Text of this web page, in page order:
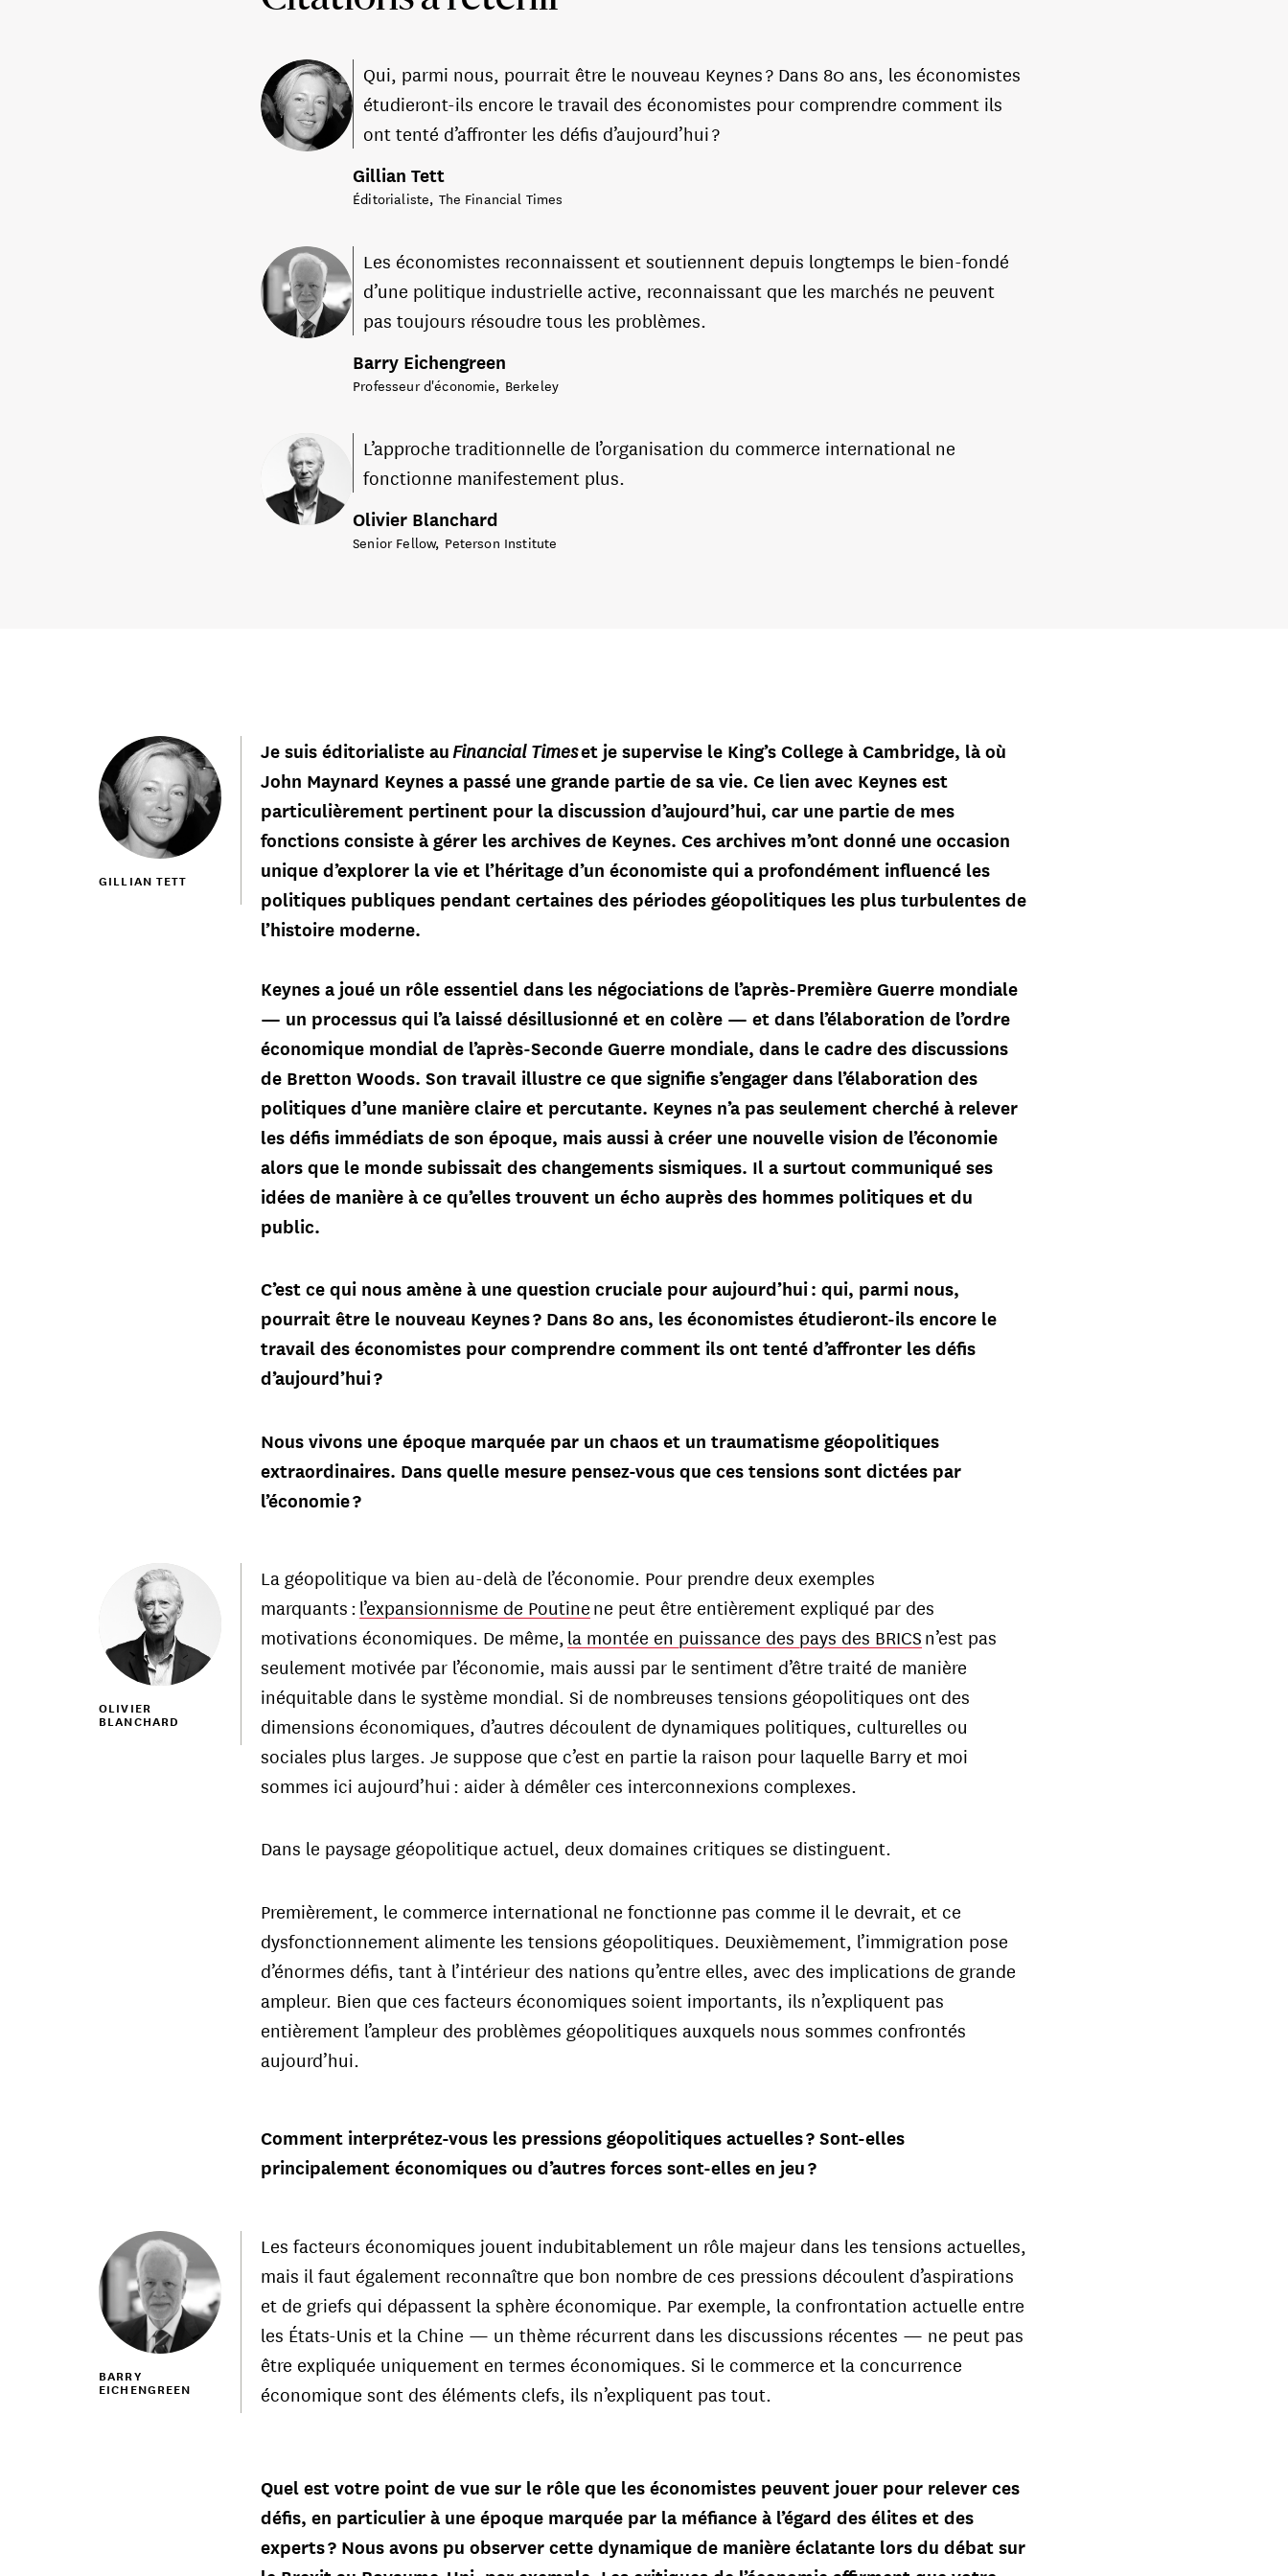
Qui, parmi nous, pourrait être le nouveau Keynes ? Dans 80 ans, les économistes
étudieront-ils encore le travail des économistes pour comprendre comment ils
ont tenté d’affronter les défis d’aujourd’hui ?
Gillian Tett
Éditorialiste, The Financial Times
Les économistes reconnaissent et soutiennent depuis longtemps le bien-fondé
d’une politique industrielle active, reconnaissant que les marchés ne peuvent
pas toujours résoudre tous les problèmes.
Barry Eichengreen
Professeur d'économie, Berkeley
L’approche traditionnelle de l’organisation du commerce international ne
fonctionne manifestement plus.
Olivier Blanchard
Senior Fellow, Peterson Institute
GILLIAN TETT
Je suis éditorialiste auFinancial Timeset je supervise le King’s College à Cambridge, là où
John Maynard Keynes a passé une grande partie de sa vie. Ce lien avec Keynes est
particulièrement pertinent pour la discussion d’aujourd’hui, car une partie de mes
fonctions consiste à gérer les archives de Keynes. Ces archives m’ont donné une occasion
unique d’explorer la vie et l’héritage d’un économiste qui a profondément influencé les
politiques publiques pendant certaines des périodes géopolitiques les plus turbulentes de
l’histoire moderne.
Keynes a joué un rôle essentiel dans les négociations de l’après-Première Guerre mondiale
— un processus qui l’a laissé désillusionné et en colère — et dans l’élaboration de l’ordre
économique mondial de l’après-Seconde Guerre mondiale, dans le cadre des discussions
de Bretton Woods. Son travail illustre ce que signifie s’engager dans l’élaboration des
politiques d’une manière claire et percutante. Keynes n’a pas seulement cherché à relever
les défis immédiats de son époque, mais aussi à créer une nouvelle vision de l’économie
alors que le monde subissait des changements sismiques. Il a surtout communiqué ses
idées de manière à ce qu’elles trouvent un écho auprès des hommes politiques et du
public.
C’est ce qui nous amène à une question cruciale pour aujourd’hui : qui, parmi nous,
pourrait être le nouveau Keynes ? Dans 80 ans, les économistes étudieront-ils encore le
travail des économistes pour comprendre comment ils ont tenté d’affronter les défis
d’aujourd’hui ?
Nous vivons une époque marquée par un chaos et un traumatisme géopolitiques
extraordinaires. Dans quelle mesure pensez-vous que ces tensions sont dictées par
l’économie ?
OLIVIER
BLANCHARD
La géopolitique va bien au-delà de l’économie. Pour prendre deux exemples
marquants :l’expansionnisme de Poutinene peut être entièrement expliqué par des
motivations économiques. De même, la montée en puissance des pays des BRICSn’est pas
seulement motivée par l’économie, mais aussi par le sentiment d’être traité de manière
inéquitable dans le système mondial. Si de nombreuses tensions géopolitiques ont des
dimensions économiques, d’autres découlent de dynamiques politiques, culturelles ou
sociales plus larges. Je suppose que c’est en partie la raison pour laquelle Barry et moi
sommes ici aujourd’hui : aider à démêler ces interconnexions complexes.
Dans le paysage géopolitique actuel, deux domaines critiques se distinguent.
Premièrement, le commerce international ne fonctionne pas comme il le devrait, et ce
dysfonctionnement alimente les tensions géopolitiques. Deuxièmement, l’immigration pose
d’énormes défis, tant à l’intérieur des nations qu’entre elles, avec des implications de grande
ampleur. Bien que ces facteurs économiques soient importants, ils n’expliquent pas
entièrement l’ampleur des problèmes géopolitiques auxquels nous sommes confrontés
aujourd’hui.
Comment interprétez-vous les pressions géopolitiques actuelles ? Sont-elles
principalement économiques ou d’autres forces sont-elles en jeu ?
BARRY
EICHENGREEN
Les facteurs économiques jouent indubitablement un rôle majeur dans les tensions actuelles,
mais il faut également reconnaître que bon nombre de ces pressions découlent d’aspirations
et de griefs qui dépassent la sphère économique. Par exemple, la confrontation actuelle entre
les États-Unis et la Chine — un thème récurrent dans les discussions récentes — ne peut pas
être expliquée uniquement en termes économiques. Si le commerce et la concurrence
économique sont des éléments clefs, ils n’expliquent pas tout.
Quel est votre point de vue sur le rôle que les économistes peuvent jouer pour relever ces
défis, en particulier à une époque marquée par la méfiance à l’égard des élites et des
experts ? Nous avons pu observer cette dynamique de manière éclatante lors du débat sur